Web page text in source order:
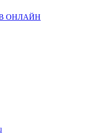
ОНЛАЙН